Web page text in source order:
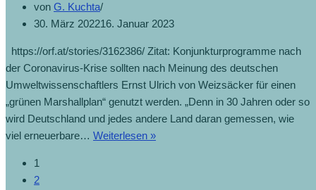
von G. Kuchta
30. März 202216. Januar 2023
https://orf.at/stories/3162386/ Zitat: Konjunkturprogramme nach
der Coronavirus-Krise sollten nach Meinung des deutschen
Umweltwissenschaftlers Ernst Ulrich von Weizsäcker für einen
„grünen Marshallplan“ genutzt werden. „Denn in 30 Jahren oder so
wird Deutschland und jedes andere Land daran gemessen, wie
viel erneuerbare… Weiterlesen »
1
2